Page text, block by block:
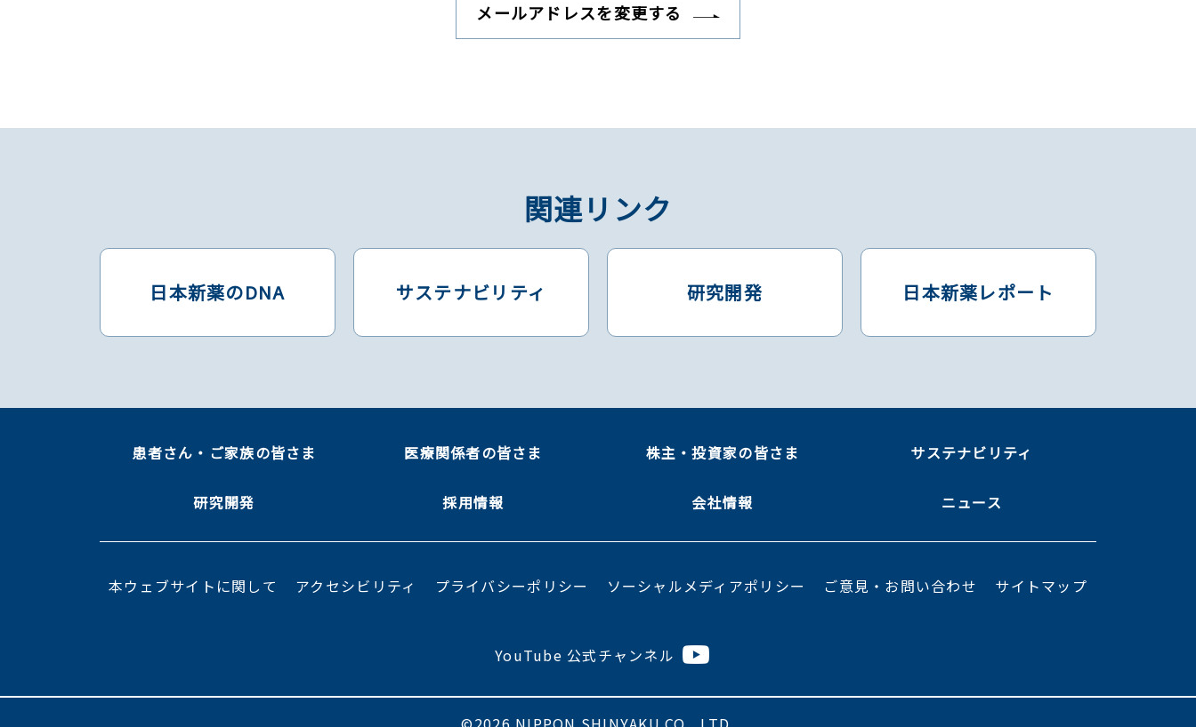
メールアドレスを変更する
関連リンク
日本新薬のDNA サステナビリティ 研究開発 日本新薬レポート
患者さん・ご家族の皆さま 医療関係者の皆さま 株主・投資家の皆さま サステナビリティ
研究開発 採用情報 会社情報 ニュース
本ウェブサイトに関して アクセシビリティ プライバシーポリシー ソーシャルメディアポリシー ご意見・お問い合わせ サイトマップ
YouTube 公式チャンネル